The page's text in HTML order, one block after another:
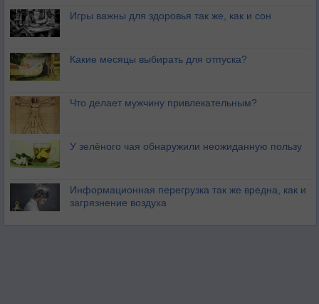
Игры важны для здоровья так же, как и сон
Какие месяцы выбирать для отпуска?
Что делает мужчину привлекательным?
У зелёного чая обнаружили неожиданную пользу
Информационная перегрузка так же вредна, как и
загрязнение воздуха